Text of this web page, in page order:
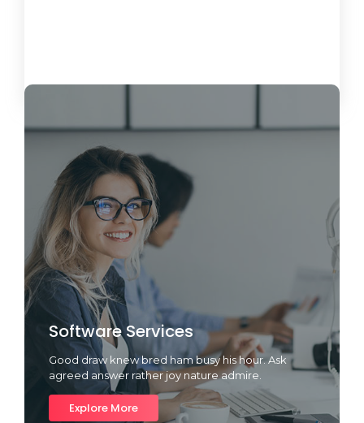
Software Services
Good draw knew bred ham busy his hour. Ask
agreed answer rather joy nature admire.
Explore More